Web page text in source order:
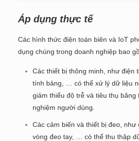
Áp dụng thực tế
Các hình thức điện toán biên và IoT
dụng chúng trong doanh nghiệp bao
Các thiết bị thông minh, như điện
tính bảng, … có thể xử lý dữ liệu
giảm thiểu độ trễ và tiêu thụ băng
nghiệm người dùng.
Các cảm biến và thiết bị đeo, như
vòng đeo tay, … có thể thu thập